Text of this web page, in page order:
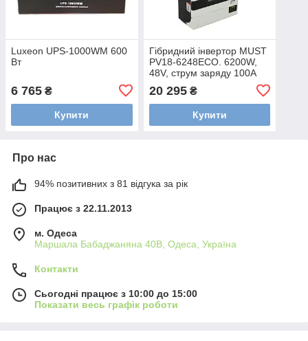
Luxeon UPS-1000WM 600
Вт
6 765 ₴
Купити
Гібридний інвертор MUST
PV18-6248ECO. 6200W,
48V, струм заряду 100A
20 295₴
Купити
Про нас
94% позитивних з 81 відгука за рік
Працює з 22.11.2013
м. Одеса
Маршала Бабаджаняна 40В, Одеса, Україна
Контакти
Сьогодні працює з 10:00 до 15:00
Показати весь графік роботи